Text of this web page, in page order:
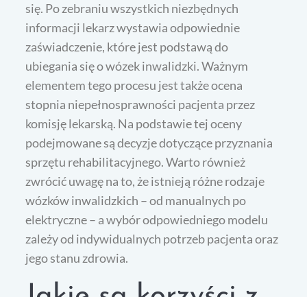
się. Po zebraniu wszystkich niezbędnych
informacji lekarz wystawia odpowiednie
zaświadczenie, które jest podstawą do
ubiegania się o wózek inwalidzki. Ważnym
elementem tego procesu jest także ocena
stopnia niepełnosprawności pacjenta przez
komisję lekarską. Na podstawie tej oceny
podejmowane są decyzje dotyczące przyznania
sprzętu rehabilitacyjnego. Warto również
zwrócić uwagę na to, że istnieją różne rodzaje
wózków inwalidzkich – od manualnych po
elektryczne – a wybór odpowiedniego modelu
zależy od indywidualnych potrzeb pacjenta oraz
jego stanu zdrowia.